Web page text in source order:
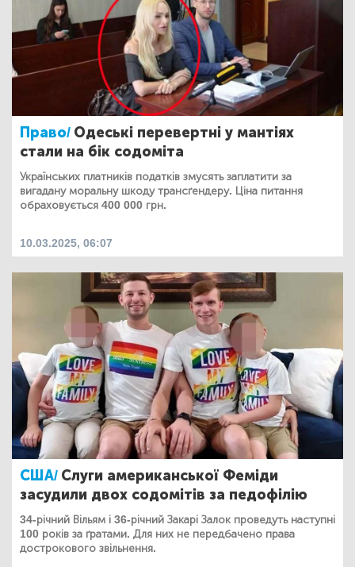
Право/ Одеські перевертні у мантіях
стали на бік содоміта
Українських платників податків змусять заплатити за
вигадану моральну шкоду трансґендеру. Ціна питання
обраховується 400 000 грн.
10.03.2025, 06:07
США/ Слуги американської Феміди
засудили двох содомітів за педофілію
34-річний Вільям і 36-річний Закарі Залок проведуть наступні
100 років за ґратами. Для них не передбачено права
дострокового звільнення.